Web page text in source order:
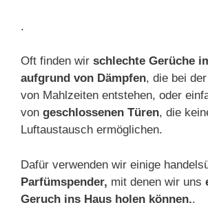
.
Oft finden wir schlechte Gerüche
aufgrund von Dämpfen, die bei
von Mahlzeiten entstehen, oder
von geschlossenen Türen, die
Luftaustausch ermöglichen.
Dafür verwenden wir einige
Parfümspender, mit denen wir uns
Geruch ins Haus holen können..